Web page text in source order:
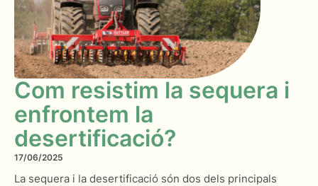
Com resistim la sequera i
enfrontem la
desertificació?
17/06/2025
La sequera i la desertificació són dos dels principals